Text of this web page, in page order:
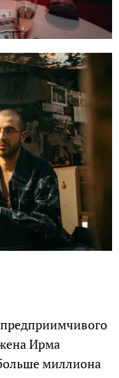
Ирма
миллиона